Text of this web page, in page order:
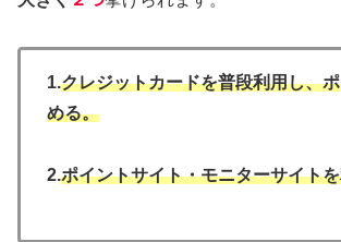
1.クレジットカードを普段利用し、
める。
2.ポイントサイト・モニターサイト